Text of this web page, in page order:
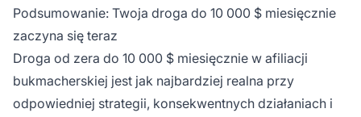
Podsumowanie: Twoja droga do 10 000 $ miesięcznie
zaczyna się teraz
Droga od zera do 10 000 $ miesięcznie w afiliacji
bukmacherskiej jest jak najbardziej realna przy
odpowiedniej strategii, konsekwentnych działaniach i